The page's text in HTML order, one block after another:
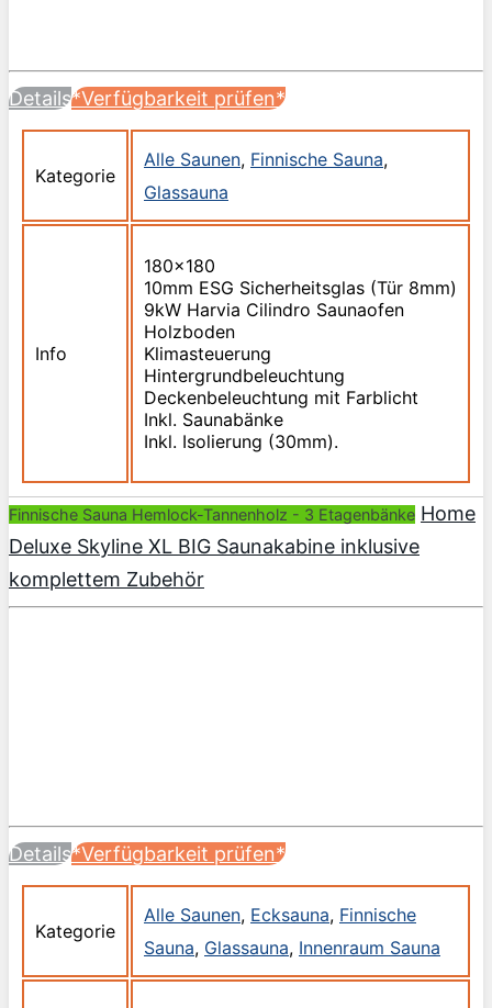
Details*Verfügbarkeit prüfen*
Kategorie
Alle Saunen, Finnische Sauna,
Glassauna
Info
180x180
10mm ESG Sicherheitsglas (Tür 8mm)
9kW Harvia Cilindro Saunaofen
Holzboden
Klimasteuerung
Hintergrundbeleuchtung
Deckenbeleuchtung mit Farblicht
Inkl. Saunabänke
Inkl. Isolierung (30mm).
Finnische Sauna Hemlock-Tannenholz - 3 Etagenbänke Home
Deluxe Skyline XL BIG Saunakabine inklusive
komplettem Zubehör
Details*Verfügbarkeit prüfen*
Kategorie
Alle Saunen, Ecksauna, Finnische
Sauna, Glassauna, Innenraum Sauna